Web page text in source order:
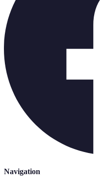
Navigation